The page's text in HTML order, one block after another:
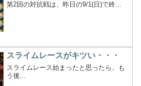
第2回の対抗戦は、昨日の9/1(日)で終...
スライムレースがキツい・・・
スライムレース始まったと思ったら、も
う後...